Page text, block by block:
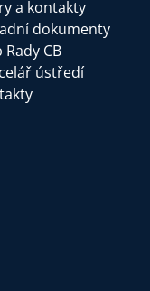
a kontakty
dokumenty
Rady CB
ústředí